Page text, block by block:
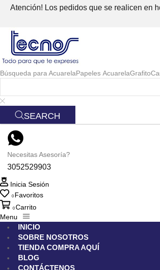
Atención! Los pedidos que se realicen en
Búsqueda para AcuarelaPapeles AcuarelaGrafito
SEARCH
Necesitas Asesoría?
3052529903
Inicia Sesión
0 Favoritos
0Carrito
Menu
INICIO
SOBRE NOSOTROS
TIENDA COMPRA AQUÍ
BLOG
CONTÁCTENOS